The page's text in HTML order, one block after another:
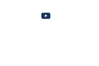
Youtube